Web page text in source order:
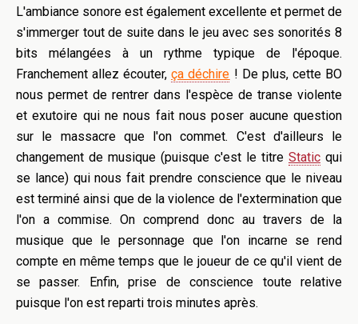
L'ambiance sonore est également excellente et permet de
s'immerger tout de suite dans le jeu avec ses sonorités 8
bits mélangées à un rythme typique de l'époque.
Franchement allez écouter,ça déchire ! De plus, cette BO
nous permet de rentrer dans l'espèce de transe violente
et exutoire qui ne nous fait nous poser aucune question
sur le massacre que l'on commet. C'est d'ailleurs le
changement de musique (puisque c'est le titre Static qui
se lance) qui nous fait prendre conscience que le niveau
est terminé ainsi que de la violence de l'extermination que
l'on a commise. On comprend donc au travers de la
musique que le personnage que l'on incarne se rend
compte en même temps que le joueur de ce qu'il vient de
se passer. Enfin, prise de conscience toute relative
puisque l'on est reparti trois minutes après.